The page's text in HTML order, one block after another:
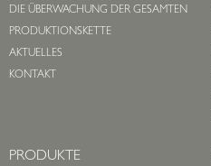
DIE ÜBERWACHUNG DER GESAMTEN
PRODUKTIONSKETTE
AKTUELLES
KONTAKT
PRODUKTE